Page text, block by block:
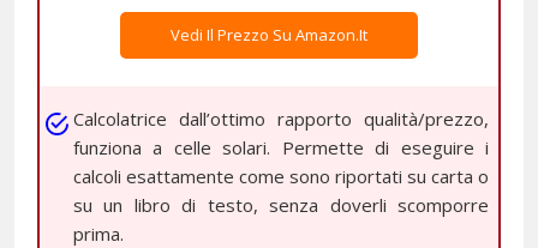
Vedi Il Prezzo Su Amazon.it
Calcolatrice dall’ottimo rapporto qualità/prezzo,
funziona a celle solari. Permette di eseguire i
calcoli esattamente come sono riportati su carta o
su un libro di testo, senza doverli scomporre
prima.